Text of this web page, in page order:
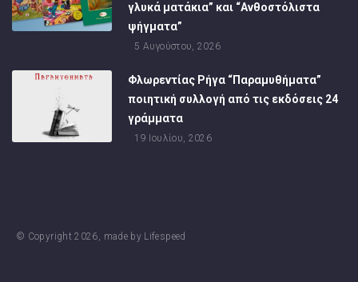
γλυκά ματάκια” και “Ανθοστόλιστα
ψήγματα”
5 Αυγούστου, 2026
Φλωρεντίας Ρήγα “Παραμυθήματα”
ποιητική συλλογή από τις εκδόσεις 24
γράμματα
19 Ιουλίου, 2026
© Copyright2026, made by Lifespeed